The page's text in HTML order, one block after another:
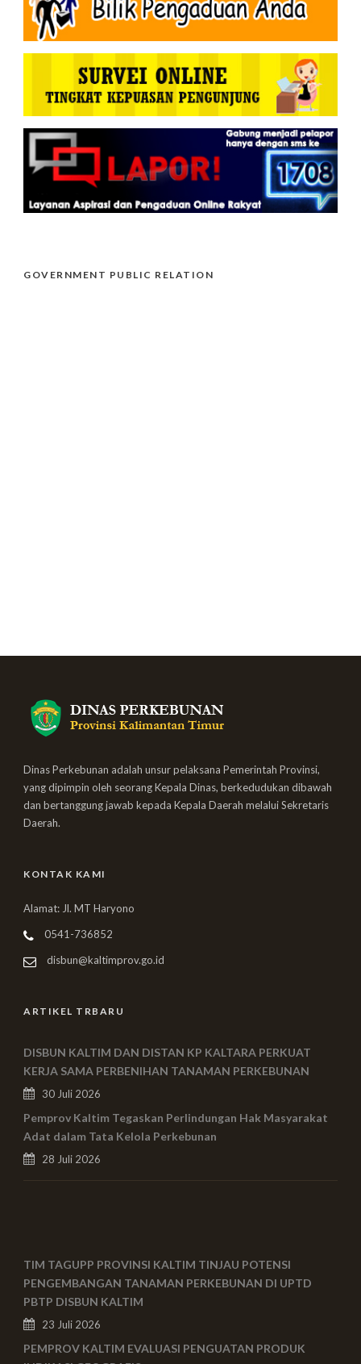
GOVERNMENT PUBLIC RELATION
Dinas Perkebunan adalah unsur pelaksana Pemerintah Provinsi,
yang dipimpin oleh seorang Kepala Dinas, berkedudukan dibawah
dan bertanggung jawab kepada Kepala Daerah melalui Sekretaris
Daerah.
KONTAK KAMI
Alamat: Jl. MT Haryono
0541-736852
disbun@kaltimprov.go.id
ARTIKEL TRBARU
DISBUN KALTIM DAN DISTAN KP KALTARA PERKUAT
KERJA SAMA PERBENIHAN TANAMAN PERKEBUNAN
30 Juli 2026
Pemprov Kaltim Tegaskan Perlindungan Hak Masyarakat
Adat dalam Tata Kelola Perkebunan
28 Juli 2026
TIM TAGUPP PROVINSI KALTIM TINJAU POTENSI
PENGEMBANGAN TANAMAN PERKEBUNAN DI UPTD
PBTP DISBUN KALTIM
23 Juli 2026
PEMPROV KALTIM EVALUASI PENGUATAN PRODUK